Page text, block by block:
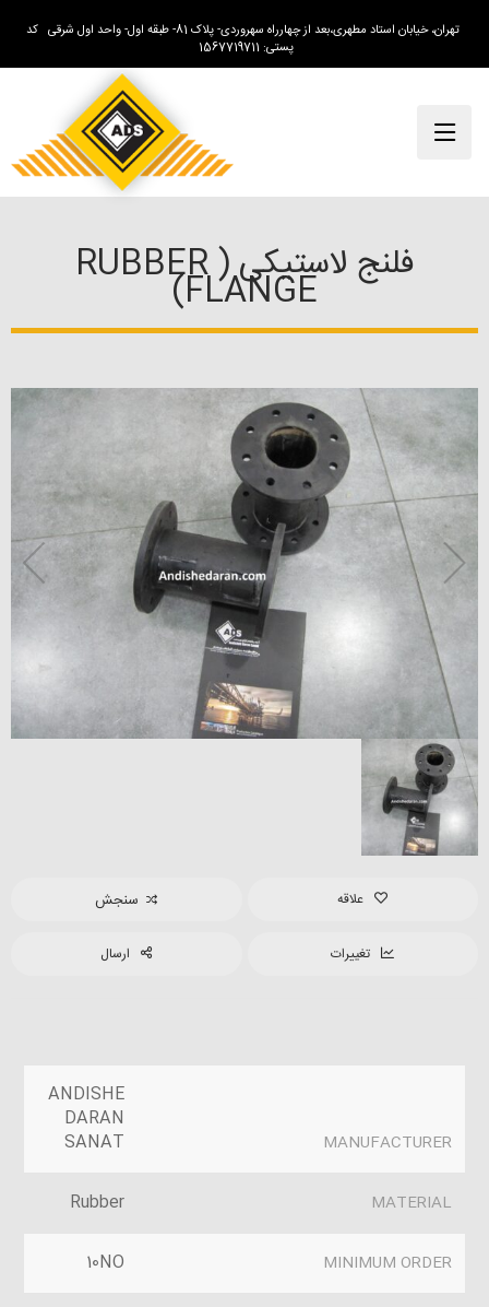
تهران، خیابان استاد مطهری،بعد از چهارراه سهروردی- پلاک 81- طبقه اول- واحد اول شرقی کد
پستی: 1567719711
فلنج لاستیکی ( RUBBER
FLANGE)
علاقه سنجش
تغییرات ارسال
MANUFACTURER
ANDISHE
DARAN
SANAT
MATERIAL
Rubber
MINIMUM ORDER
10NO